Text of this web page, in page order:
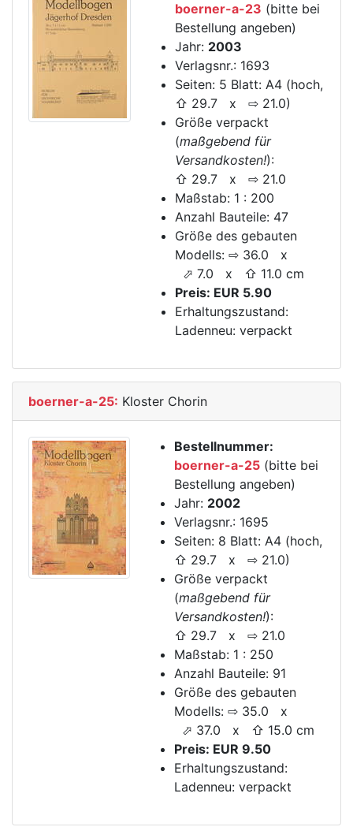
boerner-a-23 (bitte bei
Bestellung angeben)
Jahr: 2003
Verlagsnr.: 1693
Seiten: 5 Blatt: A4 (hoch,
⇧ 29.7 x ⇨ 21.0)
Größe verpackt
(maßgebend für
Versandkosten!):
⇧ 29.7 x ⇨ 21.0
Maßstab: 1 : 200
Anzahl Bauteile: 47
Größe des gebauten
Modells: ⇨ 36.0 x
⬀ 7.0 x ⇧ 11.0 cm
Preis: EUR 5.90
Erhaltungszustand:
Ladenneu: verpackt
boerner-a-25: Kloster Chorin
Bestellnummer:
boerner-a-25 (bitte bei
Bestellung angeben)
Jahr: 2002
Verlagsnr.: 1695
Seiten: 8 Blatt: A4 (hoch,
⇧ 29.7 x ⇨ 21.0)
Größe verpackt
(maßgebend für
Versandkosten!):
⇧ 29.7 x ⇨ 21.0
Maßstab: 1 : 250
Anzahl Bauteile: 91
Größe des gebauten
Modells: ⇨ 35.0 x
⬀ 37.0 x ⇧ 15.0 cm
Preis: EUR 9.50
Erhaltungszustand:
Ladenneu: verpackt